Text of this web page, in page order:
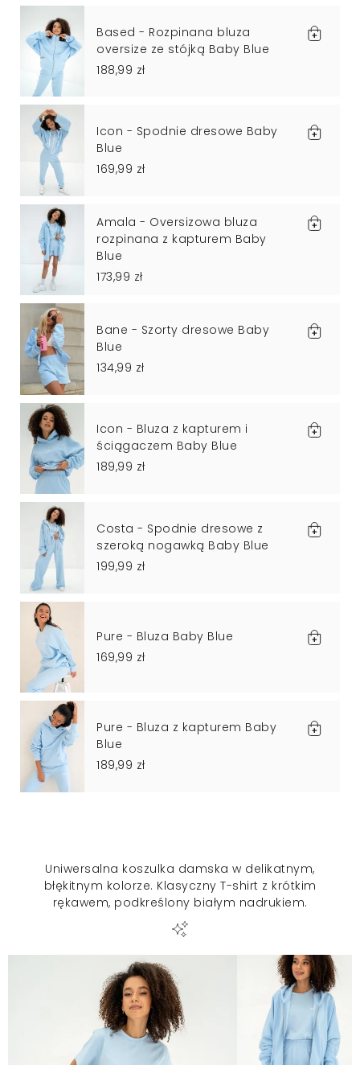
Based - Rozpinana bluza
oversize ze stójką Baby Blue
188,99 zł
Icon - Spodnie dresowe Baby
Blue
169,99 zł
Amala - Oversizowa bluza
rozpinana z kapturem Baby
Blue
173,99 zł
Bane - Szorty dresowe Baby
Blue
134,99 zł
Icon - Bluza z kapturem i
ściągaczem Baby Blue
189,99 zł
Costa - Spodnie dresowe z
szeroką nogawką Baby Blue
199,99 zł
Pure - Bluza Baby Blue
169,99 zł
Pure - Bluza z kapturem Baby
Blue
189,99 zł
Uniwersalna koszulka damska w delikatnym,
błękitnym kolorze. Klasyczny T-shirt z krótkim
rękawem, podkreślony białym nadrukiem.